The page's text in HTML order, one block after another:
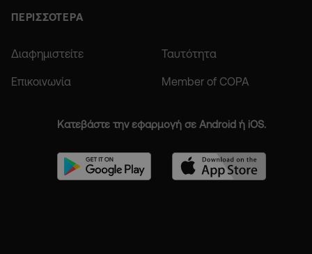
ΠΕΡΙΣΣΟΤΕΡΑ
Διαφημιστείτε Ταυτότητα
Επικοινωνία Member of COPA
Κατεβάστε την εφαρμογή σε Android ή iOS.